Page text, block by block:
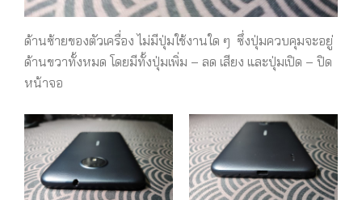
ด้านซ้ายของตัวเครื่อง ไม่มีปุ่มใช้งานใด ๆ ซึ่งปุ่มควบคุมจะอยู่
ด้านขวาทั้งหมด โดยมีทั้งปุ่มเพิ่ม – ลด เสียง และปุ่มเปิด – ปิด
หน้าจอ